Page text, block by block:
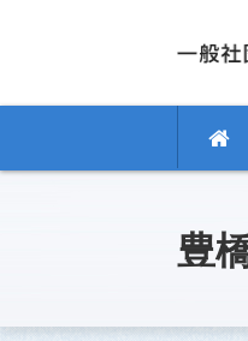
豊